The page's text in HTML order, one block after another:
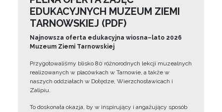
EDUKACYJNYCH MUZEUM ZIEMI
TARNOWSKIEJ (PDF)
Najnowsza oferta edukacyjna wiosna–lato 2026
Muzeum Ziemi Tarnowskiej
Przygotowaliśmy blisko 80 różnorodnych lekcji muzealnych
realizowanych w placówkach w Tarnowie, a także w
naszych oddziałach w Dołędze, Wierzchosławicach i
Zalipiu.
To doskonała okazja, by w inspirujący i angażujący sposób